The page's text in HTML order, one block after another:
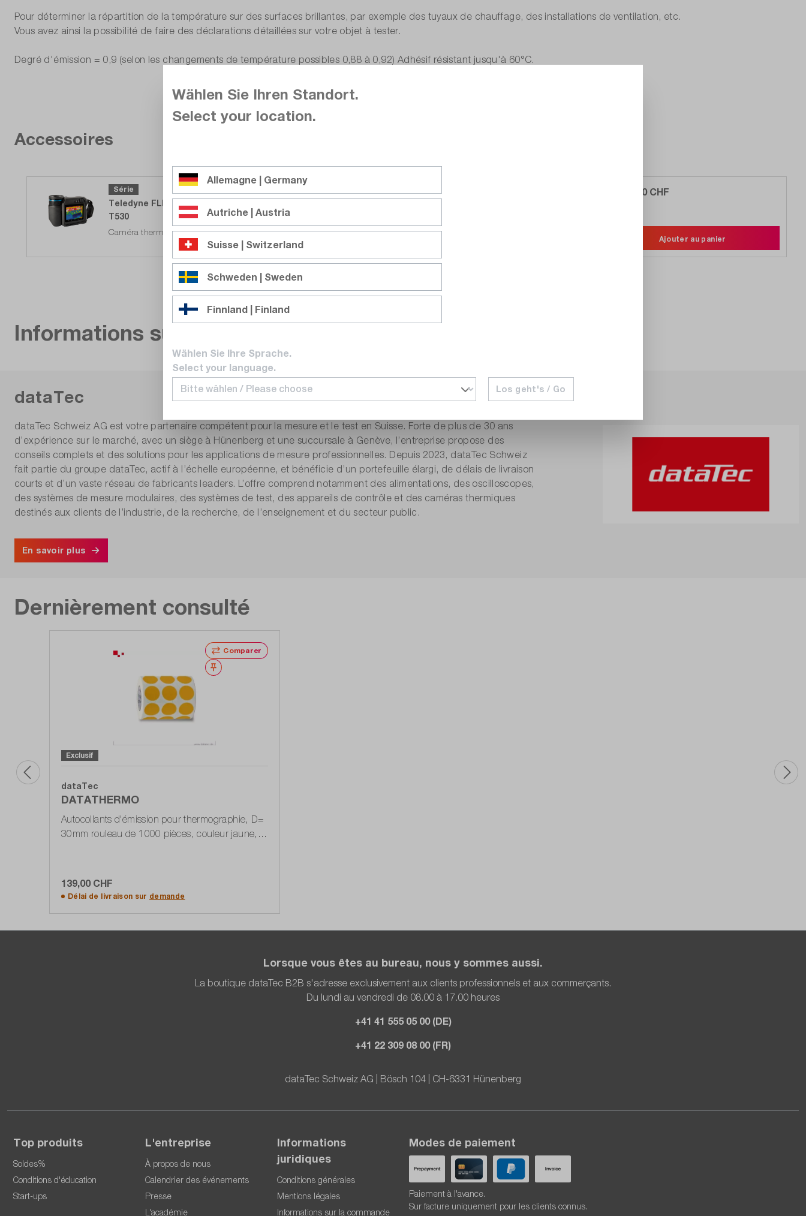
Pour déterminer la répartition de la température sur des surfaces brillantes, par exemple des tuyaux de chauffage, des installations de ventilation, etc.
Vous avez ainsi la possibilité de faire des déclarations détaillées sur votre objet à tester.
Degré d'émission = 0,9 (selon les changements de température possibles 0,88 à 0,92) Adhésif résistant jusqu'à 60°C.
Accessoires
Série
Teledyne FLIR
T530
Caméra thermique, 320 x 240 px, optique 24° (793020101)
Délai de livraison surdemande
10 481,00 CHF
Ajouter au panier
Informations sur le fabricant
dataTec
dataTec Schweiz AG est votre partenaire compétent pour la mesure et le test en Suisse. Forte de plus de 30 ans
d’expérience sur le marché, avec un siège à Hünenberg et une succursale à Genève, l’entreprise propose des
conseils complets et des solutions pour les applications de mesure professionnelles. Depuis 2023, dataTec Schweiz
fait partie du groupe dataTec, actif à l’échelle européenne, et bénéficie d’un portefeuille élargi, de délais de livraison
courts et d’un vaste réseau de fabricants leaders. L’offre comprend notamment des alimentations, des oscilloscopes,
des systèmes de mesure modulaires, des systèmes de test, des appareils de contrôle et des caméras thermiques
destinés aux clients de l’industrie, de la recherche, de l’enseignement et du secteur public.
En savoir plus
Dernièrement consulté
Comparer
Noter
Exclusif
dataTec
DATATHERMO
Autocollants d'émission pour thermographie, D=
30mm rouleau de 1000 pièces, couleur jaune,
139,00 CHF
Délai de livraison sur demande
Lorsque vous êtes au bureau, nous y sommes aussi.
La boutique dataTec B2B s'adresse exclusivement aux clients professionnels et aux commerçants.
Du lundi au vendredi de 08.00 à 17.00 heures
+41 41 555 05 00 (DE)
+41 22 309 08 00 (FR)
dataTec Schweiz AG | Bösch 104 | CH-6331 Hünenberg
Top produits
Soldes%
Conditions d'éducation
Start-ups
L'entreprise
À propos de nous
Calendrier des événements
Presse
L'académie
Informations
juridiques
Conditions générales
Mentions légales
Informations sur la commande
Modes de paiement
Paiement à l'avance.
Sur facture uniquement pour les clients connus.
Wählen Sie Ihren Standort.
Select your location.
Allemagne | Germany
Autriche | Austria
Suisse | Switzerland
Schweden | Sweden
Finnland | Finland
Wählen Sie Ihre Sprache.
Select your language.
Los geht's / Go